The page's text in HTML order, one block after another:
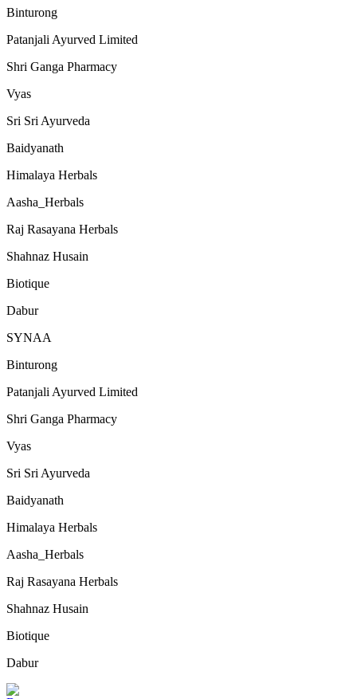
Binturong
Patanjali Ayurved Limited
Shri Ganga Pharmacy
Vyas
Sri Sri Ayurveda
Baidyanath
Himalaya Herbals
Aasha_Herbals
Raj Rasayana Herbals
Shahnaz Husain
Biotique
Dabur
SYNAA
Binturong
Patanjali Ayurved Limited
Shri Ganga Pharmacy
Vyas
Sri Sri Ayurveda
Baidyanath
Himalaya Herbals
Aasha_Herbals
Raj Rasayana Herbals
Shahnaz Husain
Biotique
Dabur